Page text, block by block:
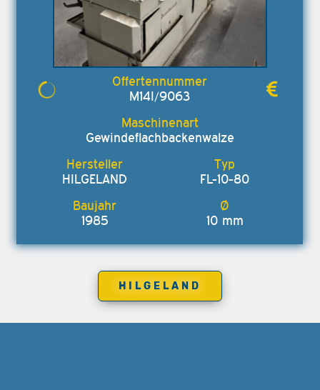
M14I/9063
Gewindeflachbackenwalze
HILGELAND FL-10-80
1985 10 mm
HILGELAND